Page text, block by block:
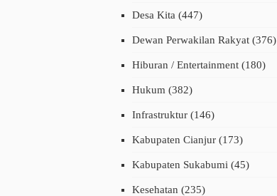
Desa Kita (447)
Dewan Perwakilan Rakyat (376)
Hiburan / Entertainment (180)
Hukum (382)
Infrastruktur (146)
Kabupaten Cianjur (173)
Kabupaten Sukabumi (45)
Kesehatan (235)